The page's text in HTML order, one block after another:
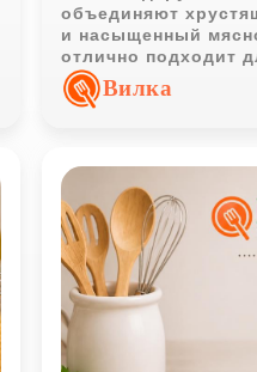
объединяют
и насыщенный
отлично подходит
ужина.Вилка